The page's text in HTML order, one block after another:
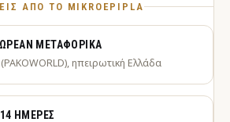
ΑΠΌ ΤΟ MIKROEPIPLA
ΜΕΤΑΦΟΡΙΚΆ
ηπειρωτική Ελλάδα
ΗΜΈΡΕΣ